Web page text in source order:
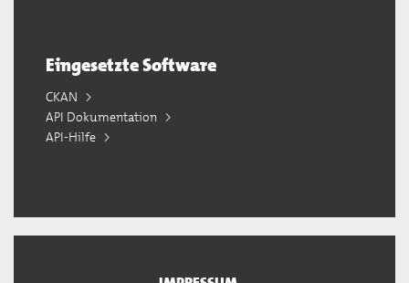
Eingesetzte Software
CKAN
API Dokumentation
API-Hilfe